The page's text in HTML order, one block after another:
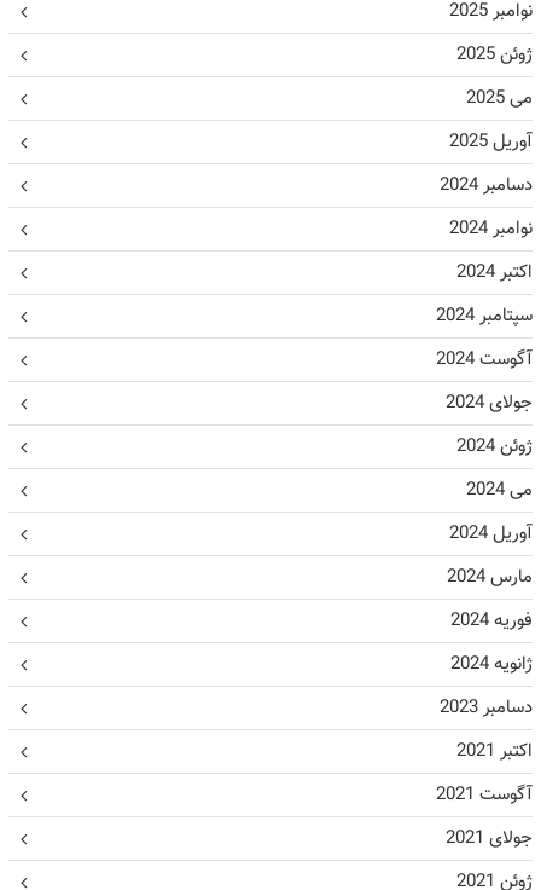
نوامبر 2025
ژوئن 2025
می 2025
آوریل 2025
دسامبر 2024
نوامبر 2024
اکتبر 2024
سپتامبر 2024
آگوست 2024
جولای 2024
ژوئن 2024
می 2024
آوریل 2024
مارس 2024
فوریه 2024
ژانویه 2024
دسامبر 2023
اکتبر 2021
آگوست 2021
جولای 2021
ژوئن 2021